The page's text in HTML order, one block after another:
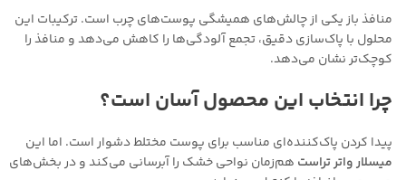
منافذ باز یکی از چالش‌های همیشگی پوست‌های چرب است. ترکیبات این
محلول با پاک‌سازی دقیق، تجمع آلودگی‌ها را کاهش می‌دهد و منافذ را
کوچک‌تر نشان می‌دهد.
چرا انتخاب این محصول آسان است؟
پیدا کردن پاک‌کننده‌ای مناسب برای پوست مختلط دشوار است. اما این
میسلار واتر تراست هم‌زمان نواحی خشک را آبرسانی می‌کند و در بخش‌های